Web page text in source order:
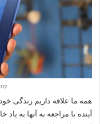
همه ما علاقه داریم زندگی
آینده با مراجعه به آنها به